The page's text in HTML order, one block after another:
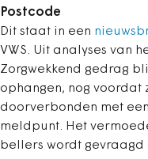
Postcode
Dit staat in een
VWS. Uit analyses van
Zorgwekkend gedrag
ophangen, nog voordat
doorverbonden met
meldpunt. Het
bellers wordt gevraagd